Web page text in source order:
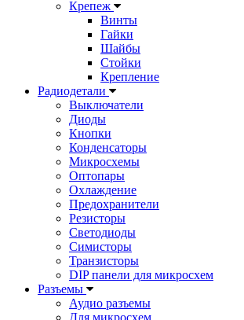
Крепеж
Винты
Гайки
Шайбы
Стойки
Крепление
Радиодетали
Выключатели
Диоды
Кнопки
Конденсаторы
Микросхемы
Оптопары
Охлаждение
Предохранители
Резисторы
Светодиоды
Симисторы
Транзисторы
DIP панели для микросхем
Разъемы
Аудио разъемы
Для микросхем